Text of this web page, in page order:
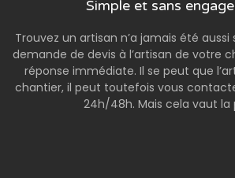
Simple et sans
Trouvez un artisan n’a jamais été aussi
demande de devis à l’artisan de votre
réponse immédiate. Il se peut que
chantier, il peut toutefois vous
24h/48h. Mais cela vaut la